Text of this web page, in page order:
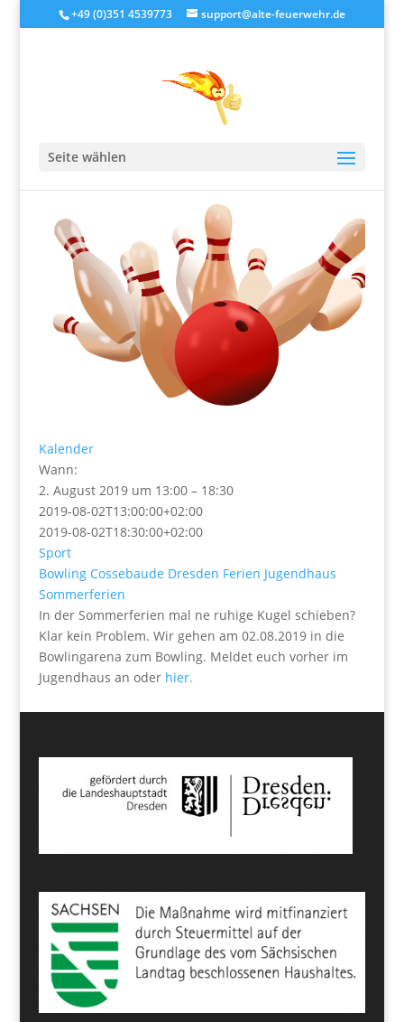
+49 (0)351 4539773 support@alte-feuerwehr.de
Seite wählen
Kalender
Wann:
2. August 2019 um 13:00 – 18:30
2019-08-02T13:00:00+02:00
2019-08-02T18:30:00+02:00
Sport
Bowling Cossebaude Dresden Ferien Jugendhaus
Sommerferien
In der Sommerferien mal ne ruhige Kugel schieben?
Klar kein Problem. Wir gehen am 02.08.2019 in die
Bowlingarena zum Bowling. Meldet euch vorher im
Jugendhaus an oder hier.